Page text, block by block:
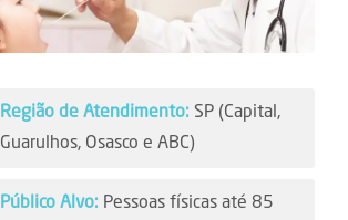
Região de Atendimento: SP (Capital,
Guarulhos, Osasco e ABC)
Público Alvo: Pessoas físicas até 85